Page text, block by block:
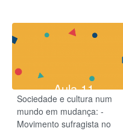
Aula 11
Sociedade e cultura num
mundo em mudança: -
Movimento sufragista no